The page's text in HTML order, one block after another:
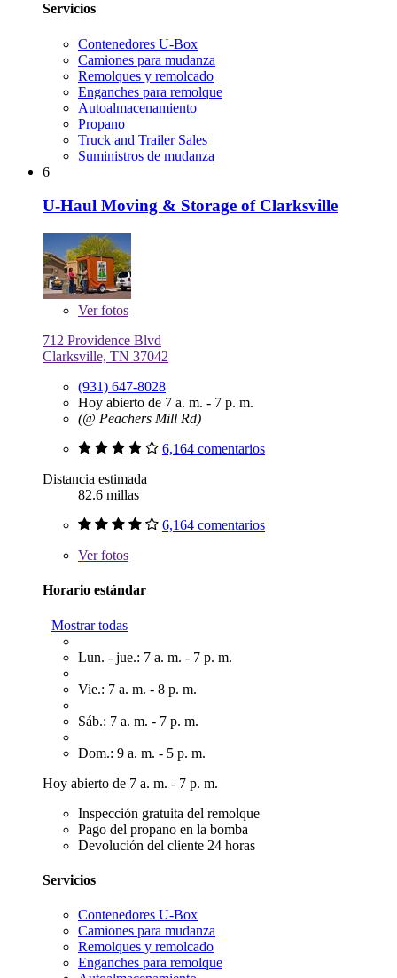
Servicios
Contenedores U-Box
Camiones para mudanza
Remolques y remolcado
Enganches para remolque
Autoalmacenamiento
Propano
Truck and Trailer Sales
Suministros de mudanza
6
U-Haul Moving & Storage of Clarksville
Verfotos
712 Providence Blvd
Clarksville, TN 37042
(931) 647-8028
Hoy abierto de 7 a. m. - 7 p. m.
(@ Peachers Mill Rd)
6,164 comentarios
Distancia estimada
82.6 millas
6,164 comentarios
Verfotos
Horario estándar
Mostrar todas
Lun. - jue.: 7 a. m. - 7 p. m.
Vie.: 7 a. m. - 8 p. m.
Sáb.: 7 a. m. - 7 p. m.
Dom.: 9 a. m. - 5 p. m.
Hoy abierto de 7 a. m. - 7 p. m.
Inspección gratuita del remolque
Pago del propano en la bomba
Devolución del cliente 24 horas
Servicios
Contenedores U-Box
Camiones para mudanza
Remolques y remolcado
Enganches para remolque